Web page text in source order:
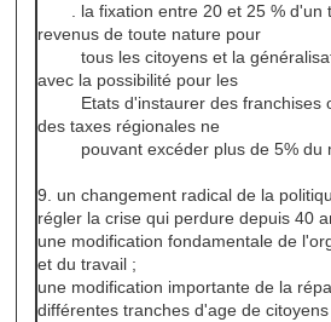
. la fixation entre 20 et 25 % d'un
revenus de toute nature pour
tous les citoyens et la
avec la possibilité pour les
Etats d'instaurer des franchises
des taxes régionales ne
pouvant excéder plus de 5% du
9. un changement radical de la
régler la crise qui perdure depuis 40
une modification fondamentale de
et du travail ;
une modification importante de la
différentes tranches d'age de